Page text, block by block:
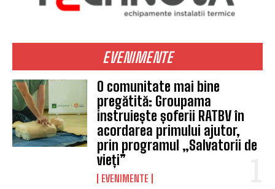
EVENIMENTE
O comunitate mai bine
pregătită: Groupama
instruiește șoferii RATBV în
acordarea primului ajutor,
prin programul „Salvatorii de
vieți”
EVENIMENTE